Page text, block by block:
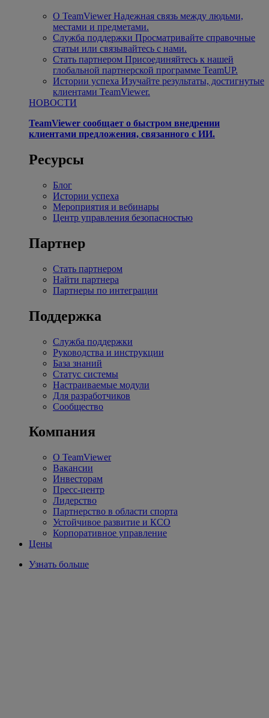
О TeamViewer Надежная связь между людьми,
местами и предметами.
Служба поддержки Просматривайте справочные
статьи или связывайтесь с нами.
Стать партнером Присоединяйтесь к нашей
глобальной партнерской программе TeamUP.
Истории успеха Изучайте результаты, достигнутые
клиентами TeamViewer.
НОВОСТИ
TeamViewer сообщает о быстром внедрении
клиентами предложения, связанного с ИИ.
Ресурсы
Блог
Истории успеха
Мероприятия и вебинары
Центр управления безопасностью
Партнер
Стать партнером
Найти партнера
Партнеры по интеграции
Поддержка
Служба поддержки
Руководства и инструкции
База знаний
Статус системы
Настраиваемые модули
Для разработчиков
Сообщество
Компания
О TeamViewer
Вакансии
Инвесторам
Пресс-центр
Лидерство
Партнерство в области спорта
Устойчивое развитие и КСО
Корпоративное управление
Цены
Узнать больше